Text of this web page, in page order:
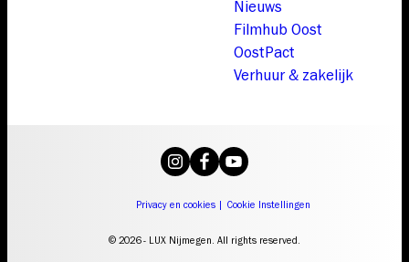
Nieuws
Filmhub Oost
OostPact
Verhuur & zakelijk
Privacy en cookies Cookie Instellingen
© 2026 - LUX Nijmegen. All rights reserved.